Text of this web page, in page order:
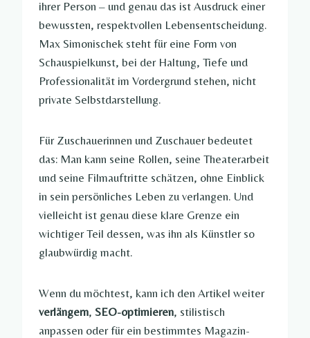
ihrer Person – und genau das ist Ausdruck einer
bewussten, respektvollen Lebensentscheidung.
Max Simonischek steht für eine Form von
Schauspielkunst, bei der Haltung, Tiefe und
Professionalität im Vordergrund stehen, nicht
private Selbstdarstellung.
Für Zuschauerinnen und Zuschauer bedeutet
das: Man kann seine Rollen, seine Theaterarbeit
und seine Filmauftritte schätzen, ohne Einblick
in sein persönliches Leben zu verlangen. Und
vielleicht ist genau diese klare Grenze ein
wichtiger Teil dessen, was ihn als Künstler so
glaubwürdig macht.
Wenn du möchtest, kann ich den Artikel weiter
verlängern, SEO-optimieren, stilistisch
anpassen oder für ein bestimmtes Magazin-